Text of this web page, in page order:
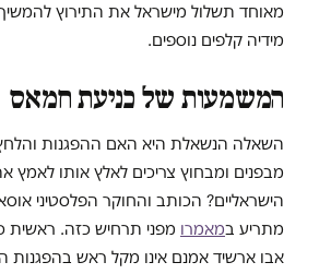
מאוחד תשלול מישראל את התירוץ
מידיה קלפים נוספים.
המשמעות של כניעת חמאס
השאלה הנשאלת היא האם ההפגנות
מבפנים ומבחוץ צריכים לאלץ אותו לאמץ
הישראליים? הכותב והחוקר הפלסטיני
מתריע במאמרו מפני תרחיש כזה. ראשית
אבו ארשיד אמנם אינו מקל ראש בהפגנות